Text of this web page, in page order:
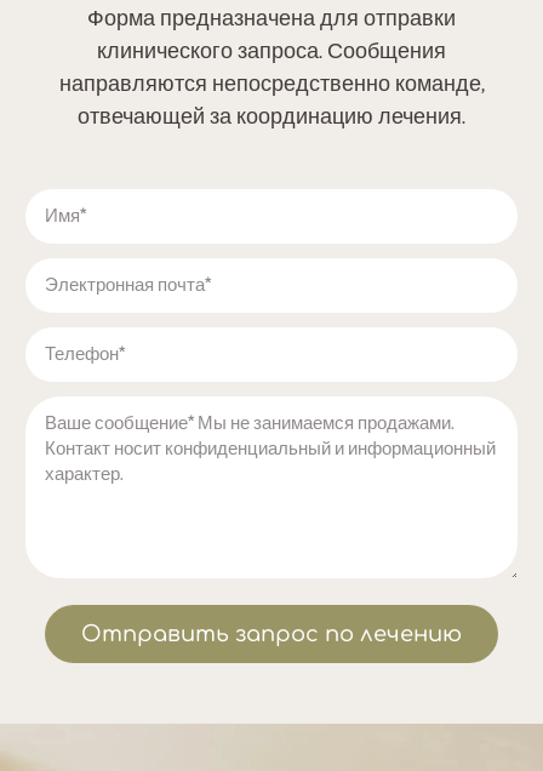
Форма предназначена для отправки
клинического запроса. Сообщения
направляются непосредственно команде,
отвечающей за координацию лечения.
Отправить запрос по лечению